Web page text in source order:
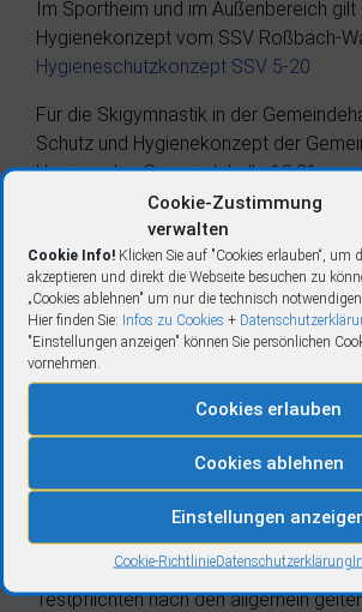
Cookie-Zustimmung
verwalten
Cookie Info! Klicken Sie auf "Cookies erlauben“, um
akzeptieren und direkt die Webseite besuchen zu
„Cookies ablehnen" um nur die technisch
Hier finden Sie: Infos zu Cookies +
"Einstellungen anzeigen" können Sie persönlichen
vornehmen.
Cookies erlauben
Cookies ablehnen
Einstellungen
Cookie-RichtlinieDatenschutzerklärung
Im Sportheim und im Außenbereich gilt
Hygienekonzept vom SSV Roßbach-
Hygieneschutzkonzept SSV 5-20
Für die Skigymnastik in der
Schutz und Hygienekonzept der
Hygieneplan Gemeindehalle 10.21
zusätzlich die ergänzenden
Skigymnastik:Hygienekonzept
Skigymnastik
Kurzfassung
für die Teilnehmer:
⇒ Nur, wer in eigener Selbstbeurteilung
von Corona-Virus-Symptomen ist, darf
Skifahrten / Kurse teilnehmen.
⇒ Es gelten 3 G für Erwachsene und
Jahren
⇒ Kinder bis zum 6. Geburtstag und
Testpflichten nach den allgemein